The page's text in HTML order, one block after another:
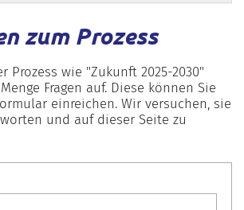
zum Prozess
Prozess wie "Zukunft 2025-2030"
Fragen auf. Diese können Sie
einreichen. Wir versuchen, sie
und auf dieser Seite zu